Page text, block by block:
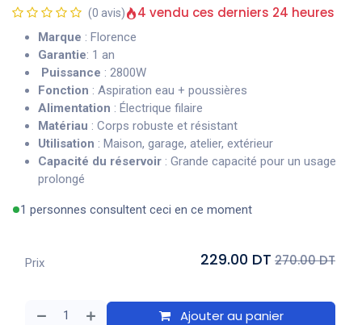
(0 avis) 4 vendu ces derniers 24 heures
Marque : Florence
Garantie: 1 an
Puissance : 2800W
Fonction : Aspiration eau + poussières
Alimentation : Électrique filaire
Matériau : Corps robuste et résistant
Utilisation : Maison, garage, atelier, extérieur
Capacité du réservoir : Grande capacité pour un usage
prolongé
1 personnes consultent ceci en ce moment
Ajouter au panier
Prix 229.00 DT 270.00 DT